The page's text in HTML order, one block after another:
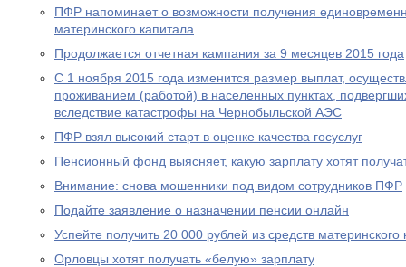
ПФР напоминает о возможности получения
материнского капитала
Продолжается отчетная кампания за 9 месяцев 2015 года
С 1 ноября 2015 года изменится размер выплат,
проживанием (работой) в населенных пунктах,
вследствие катастрофы на Чернобыльской АЭС
ПФР взял высокий старт в оценке качества госуслуг
Пенсионный фонд выясняет, какую зарплату хотят
Внимание: снова мошенники под видом сотрудников ПФР
Подайте заявление о назначении пенсии онлайн
Успейте получить 20 000 рублей из средств материнского
Орловцы хотят получать «белую» зарплату